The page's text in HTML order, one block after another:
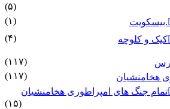
(۵)
.بیسکویت
(۱)
کیک و کلوچه
(۴)
(۱۱۷)
هخامنشیان
(۱۱۷)
تمام جنگ های امپراطوری هخامنشیان
(۱۵)